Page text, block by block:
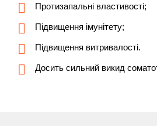
Протизапальні властивості;
Підвищення імунітету;
Підвищення витривалості.
Досить сильний викид